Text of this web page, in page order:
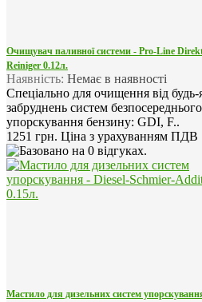
Очищувач паливної системи - Pro-Line
Reiniger 0.12л.
Наявність: Немає в наявності
Спеціально для очищення від будь-
забруднень систем безпосереднього
упорскування бензину: GDI, F..
1251 грн. Ціна з урахуванням ПДВ
Мастило для дизельних систем